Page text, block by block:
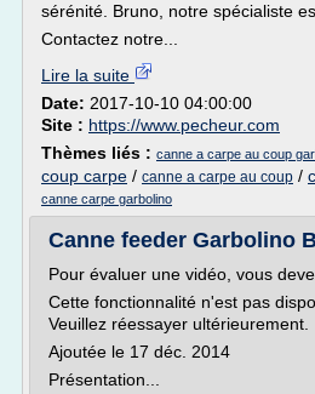
sérénité. Bruno, notre spécialiste
Contactez notre...
Lire la suite
Date: 2017-10-10 04:00:00
Site : https://www.pecheur.com
Thèmes liés : canne a carpe au coup
coup carpe / canne a carpe au coup /
canne carpe garbolino
Canne feeder Garbolino
Pour évaluer une vidéo, vous
Cette fonctionnalité n'est pas
Veuillez réessayer ultérieurement.
Ajoutée le 17 déc. 2014
Présentation...